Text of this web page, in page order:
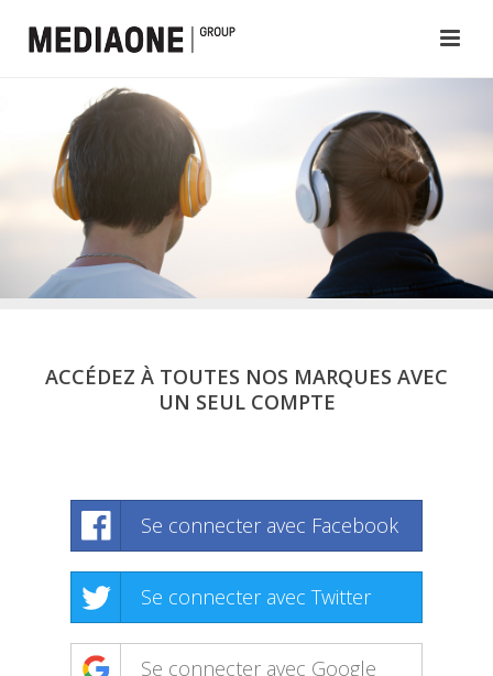
ACCÉDEZ À TOUTES NOS MARQUES AVEC
UN SEUL COMPTE
Se connecter avec Facebook
Se connecter avec Twitter
Se connecter avec Google